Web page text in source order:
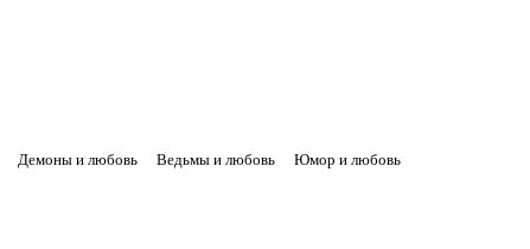
Демоны и любовь Ведьмы и любовь
Юмор и любовь